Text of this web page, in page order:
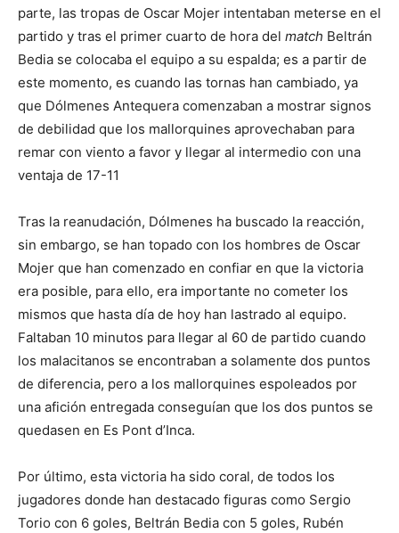
parte, las tropas de Oscar Mojer intentaban meterse en el
partido y tras el primer cuarto de hora del match Beltrán
Bedia se colocaba el equipo a su espalda; es a partir de
este momento, es cuando las tornas han cambiado, ya
que Dólmenes Antequera comenzaban a mostrar signos
de debilidad que los mallorquines aprovechaban para
remar con viento a favor y llegar al intermedio con una
ventaja de 17-11
Tras la reanudación, Dólmenes ha buscado la reacción,
sin embargo, se han topado con los hombres de Oscar
Mojer que han comenzado en confiar en que la victoria
era posible, para ello, era importante no cometer los
mismos que hasta día de hoy han lastrado al equipo.
Faltaban 10 minutos para llegar al 60 de partido cuando
los malacitanos se encontraban a solamente dos puntos
de diferencia, pero a los mallorquines espoleados por
una afición entregada conseguían que los dos puntos se
quedasen en Es Pont d’Inca.
Por último, esta victoria ha sido coral, de todos los
jugadores donde han destacado figuras como Sergio
Torio con 6 goles, Beltrán Bedia con 5 goles, Rubén